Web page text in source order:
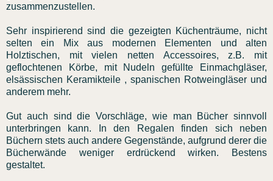
zusammenzustellen.
Sehr inspirierend sind die gezeigten Küchenträume, nicht
selten ein Mix aus modernen Elementen und alten
Holztischen, mit vielen netten Accessoires, z.B. mit
geflochtenen Körbe, mit Nudeln gefüllte Einmachgläser,
elsässischen Keramikteile , spanischen Rotweingläser und
anderem mehr.
Gut auch sind die Vorschläge, wie man Bücher sinnvoll
unterbringen kann. In den Regalen finden sich neben
Büchern stets auch andere Gegenstände, aufgrund derer die
Bücherwände weniger erdrückend wirken. Bestens
gestaltet.